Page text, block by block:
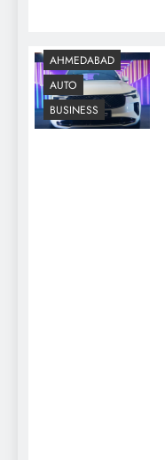
AHMEDABAD
AUTO
BUSINESS